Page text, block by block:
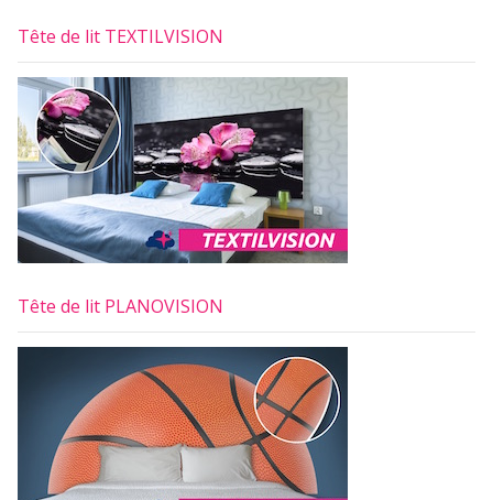
269,00 €
99,00 €
à
Tête de lit TEXTILVISION
Tête de lit PLANOVISION